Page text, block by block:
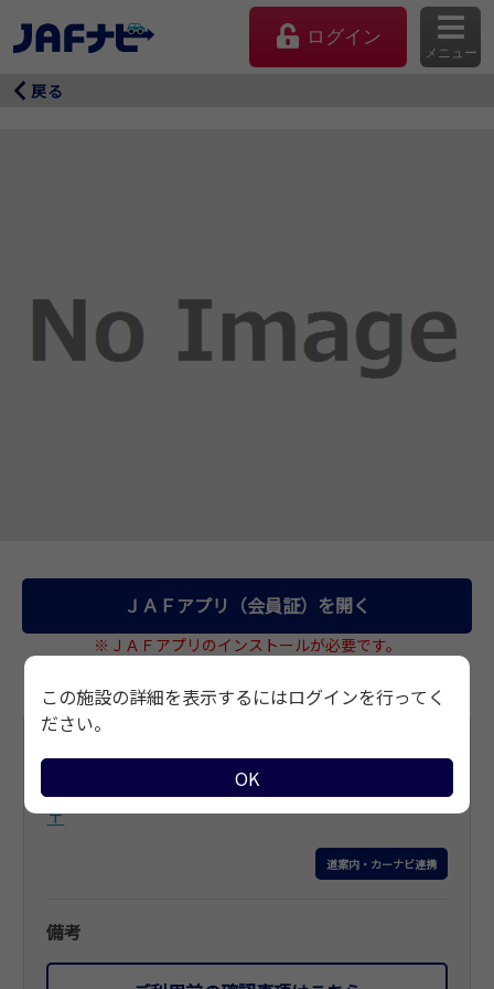
ログイン
メニュー
マイページ
戻る
ＪＡＦアプリ（会員証）を開く
※ＪＡＦアプリのインストールが必要です。
基本情報
住所
〒
道案内・カーナビ連携
備考
この施設の詳細を表示するにはログインを行ってく
ださい。
OK